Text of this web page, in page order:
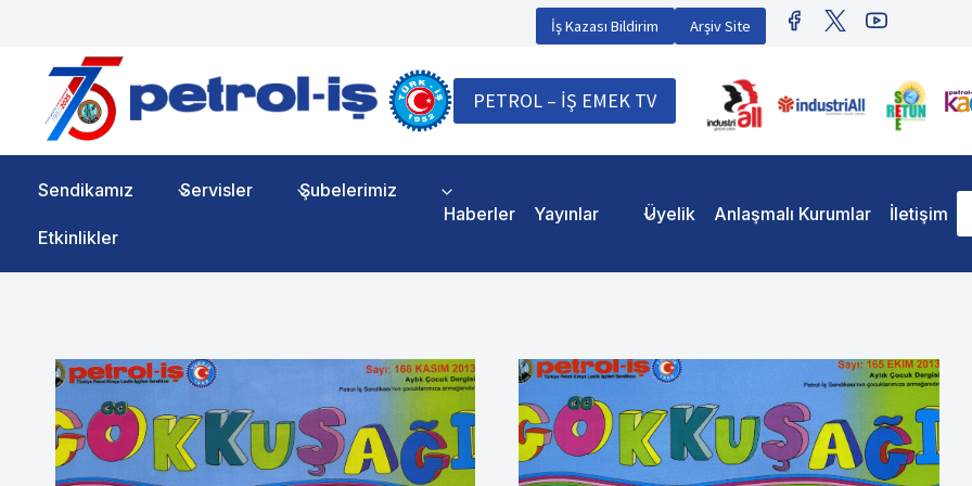
content
İş Kazası Bildirim Arşiv Site
PETROL – İŞ EMEK TV
Sendikamız Servisler Şubelerimiz
Etkinlikler
Haberler Yayınlar Üyelik Anlaşmalı Kurumlar İletişim